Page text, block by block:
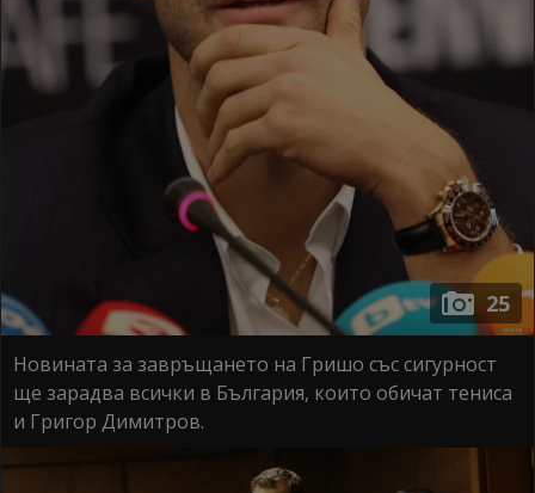
25
Новината за завръщането на Гришо със сигурност
ще зарадва всички в България, които обичат тениса
и Григор Димитров.